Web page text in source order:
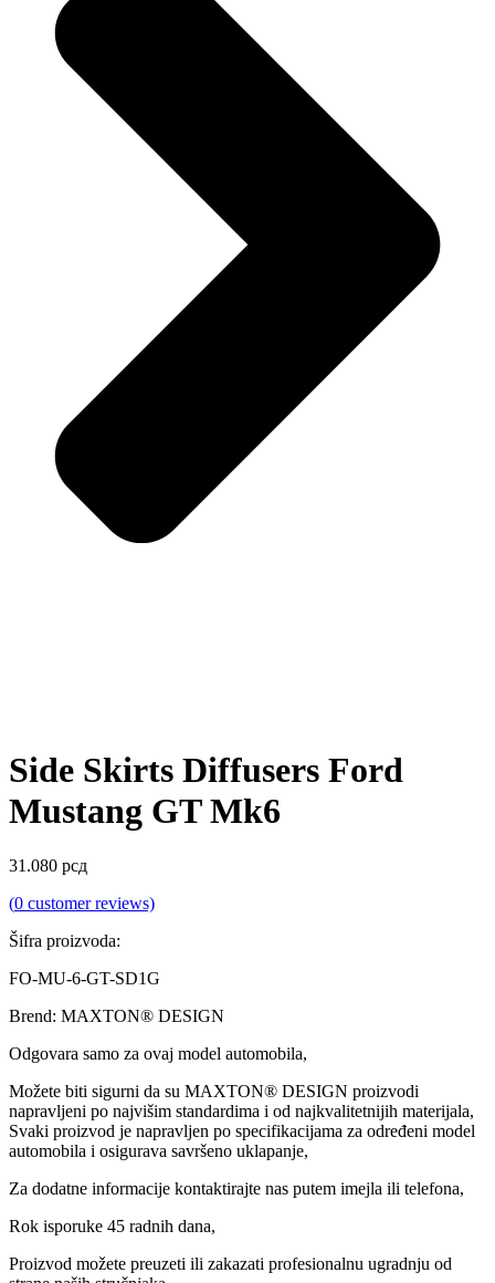
Side Skirts Diffusers Ford
Mustang GT Mk6
31.080 рсд
(0 customer reviews)
Šifra proizvoda:
FO-MU-6-GT-SD1G
Brend: MAXTON® DESIGN
Odgovara samo za ovaj model automobila,
Možete biti sigurni da su MAXTON® DESIGN proizvodi
napravljeni po najvišim standardima i od najkvalitetnijih materijala,
Svaki proizvod je napravljen po specifikacijama za određeni model
automobila i osigurava savršeno uklapanje,
Za dodatne informacije kontaktirajte nas putem imejla ili telefona,
Rok isporuke 45 radnih dana,
Proizvod možete preuzeti ili zakazati profesionalnu ugradnju od